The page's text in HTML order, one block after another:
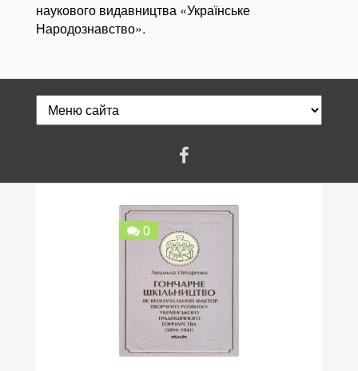
наукового видавництва «Українське
Народознавство».
0